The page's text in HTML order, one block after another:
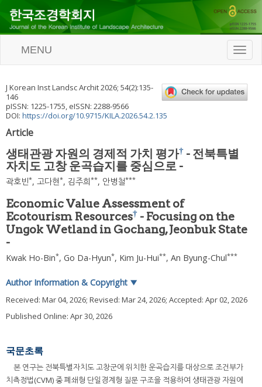
T
o
l
e
MENU
J Korean Inst Landsc Archit2026; 54(2):135-
146
pISSN: 1225-1755, eISSN: 2288-9566
DOI: https://doi.org/10.9715/KILA.2026.54.2.135
Article
생태관광 자원의 경제적 가치 평가† - 전북특별
자치도 고창 운곡습지를 중심으로 -
곽호빈*, 고다현*, 김주희 **, 안병철***
Economic Value Assessment of
Ecotourism Resources† - Focusing on the
Ungok Wetland in Gochang, Jeonbuk State
-
Kwak Ho-Bin*, Go Da-Hyun*, Kim Ju-Hui**, An Byung-Chul***
Author Information & Copyright ▼
Received: Mar 04, 2026; Revised: Mar 24, 2026; Accepted: Apr 02, 2026
Published Online: Apr 30, 2026
국문초록
본 연구는 전북특별자치도 고창군에 위치한 운곡습지를 대상으로 조건부가
치측정법(CVM) 중 폐쇄형 단일경계형 질문 구조을 적용하여 생태관광 자원에